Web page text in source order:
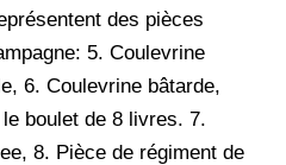
des pièces
5. Coulevrine
6. Coulevrine bâtarde,
boulet de 8 livres. 7.
8. Pièce de régiment de